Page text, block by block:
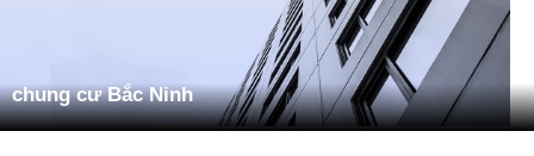
chung cư Bắc Ninh